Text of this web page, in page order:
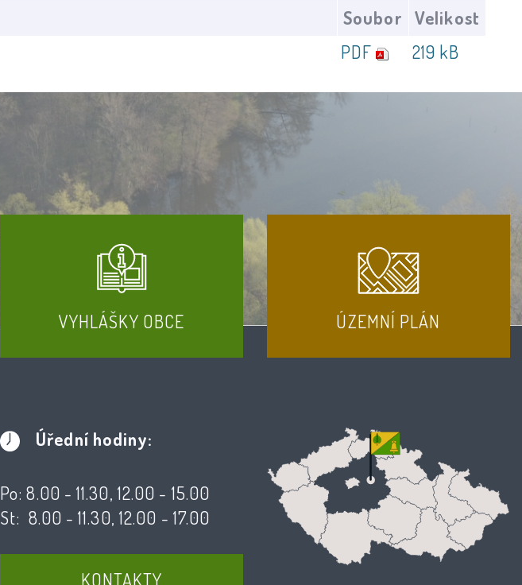
Soubor
Velikost
PDF 219 kB
VYHLÁŠKY OBCE ÚZEMNÍ PLÁN
Úřední hodiny:
Po: 8.00 - 11.30, 12.00 - 15.00
St: 8.00 - 11.30, 12.00 - 17.00
KONTAKTY